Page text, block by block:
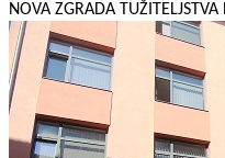
NOVA ZGRADA TUŽITELJSTVA